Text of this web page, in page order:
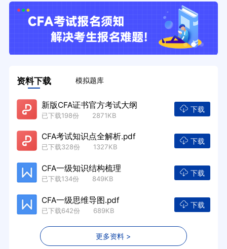
资料下载 模拟题库
新版CFA证书官方考试大纲
已下载198份 2871KB
下载
CFA考试知识点全解析.pdf
已下载328份 1327KB
下载
CFA一级知识结构梳理
已下载134份 849KB
下载
CFA一级思维导图.pdf
已下载642份 689KB
下载
更多资料 >